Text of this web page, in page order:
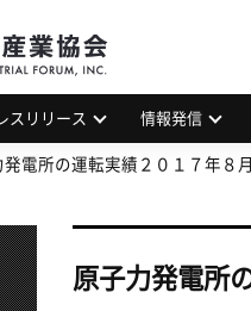
JAPAN
スリリース 情報発信
発電所の運転実績２０１７年８
原子力発電所